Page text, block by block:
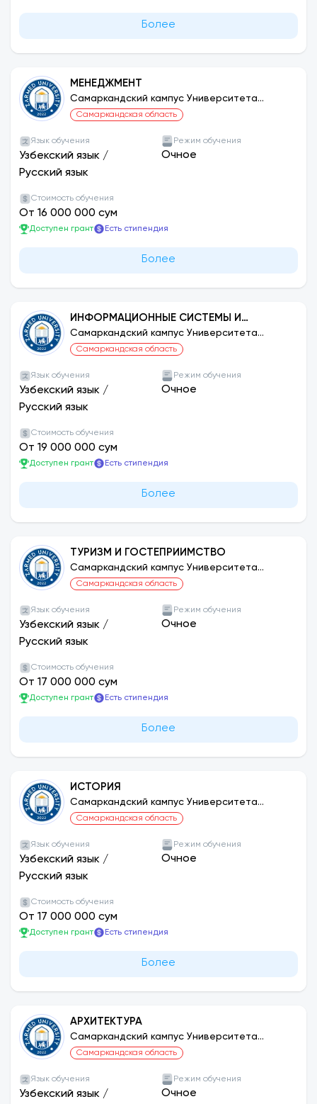
Более
МЕНЕДЖМЕНТ
Самаркандский кампус Университета
ЗАРМЕД
Самаркандская область
Язык обучения
Узбекский язык /
Русский язык
Режим обучения
Очное
Стоимость обучения
От 16 000 000 сум
Доступен грант Есть стипендия
Более
ИНФОРМАЦИОННЫЕ СИСТЕМЫ И
ТЕХНОЛОГИИ
Самаркандский кампус Университета
ЗАРМЕД
Самаркандская область
Язык обучения
Узбекский язык /
Русский язык
Режим обучения
Очное
Стоимость обучения
От 19 000 000 сум
Доступен грант Есть стипендия
Более
ТУРИЗМ И ГОСТЕПРИИМСТВО
Самаркандский кампус Университета
ЗАРМЕД
Самаркандская область
Язык обучения
Узбекский язык /
Русский язык
Режим обучения
Очное
Стоимость обучения
От 17 000 000 сум
Доступен грант Есть стипендия
Более
ИСТОРИЯ
Самаркандский кампус Университета
ЗАРМЕД
Самаркандская область
Язык обучения
Узбекский язык /
Русский язык
Режим обучения
Очное
Стоимость обучения
От 17 000 000 сум
Доступен грант Есть стипендия
Более
АРХИТЕКТУРА
Самаркандский кампус Университета
ЗАРМЕД
Самаркандская область
Язык обучения
Узбекский язык /
Режим обучения
Очное